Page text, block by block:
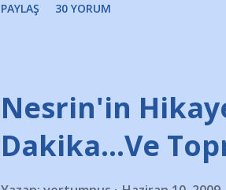
stadı önünde yaklaşık 200
takımlarının Futbol
görmek istemediklerini bir
PAYLAŞ 30 YORUM
Nesrin'in
Dakika…Ve